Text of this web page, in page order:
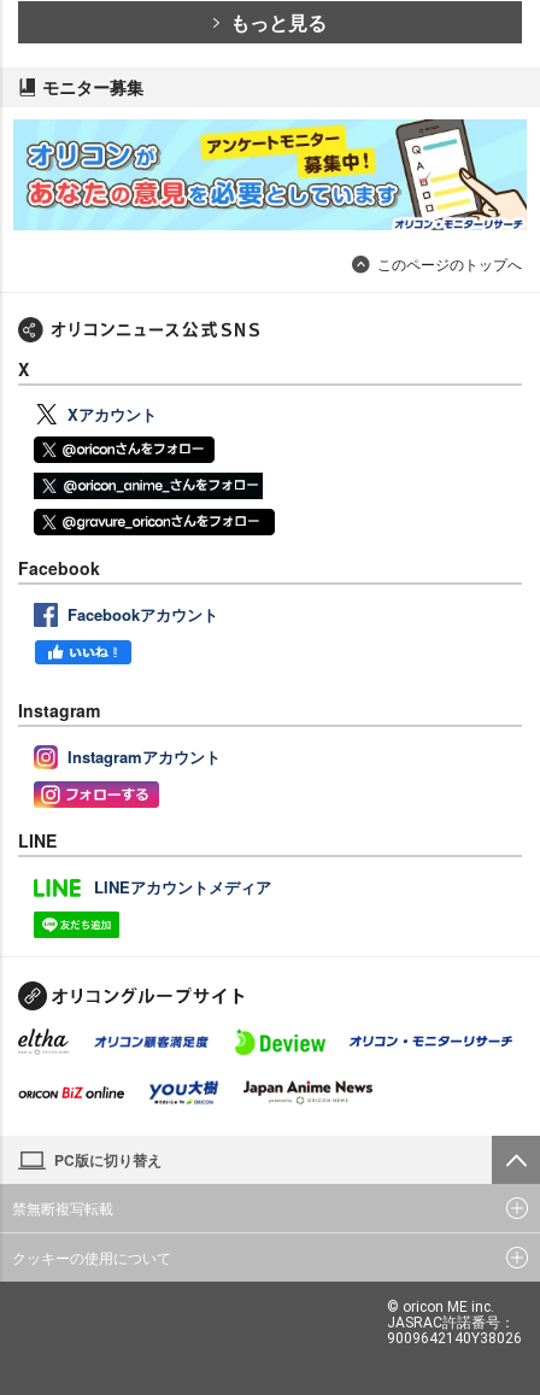
もっと見る
モニター募集
このページのトップへ
X
Xアカウント
Facebook
Facebookアカウント
Instagram
Instagramアカウント
LINE
LINEアカウントメディア
PC版に切り替え
禁無断複写転載
クッキーの使用について
© oricon ME inc.
JASRAC許諾番号：
9009642140Y38026